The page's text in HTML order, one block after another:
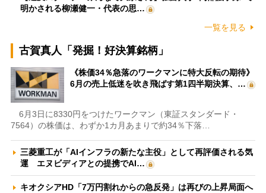
明かされる柳瀬健一・代表の思…
一覧を見る
古賀真人「発掘！好決算銘柄」
《株価34％急落のワークマンに特大反転の期待》
6月の売上低迷を吹き飛ばす第1四半期決算、…
6月3日に8330円をつけたワークマン（東証スタンダード・
7564）の株価は、わずか1カ月あまりで約34％下落…
三菱重工が「AIインフラの新たな主役」として再評価される気
運 エヌビディアとの提携でAI…
キオクシアHD「7万円割れからの急反発」は再びの上昇局面へ